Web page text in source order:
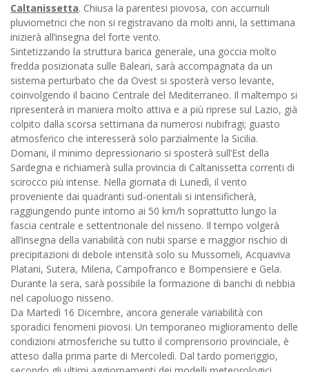
Caltanissetta. Chiusa la parentesi piovosa, con accumuli
pluviometrici che non si registravano da molti anni, la settimana
inizierà all’insegna del forte vento.
Sintetizzando la struttura barica generale, una goccia molto
fredda posizionata sulle Baleari, sarà accompagnata da un
sistema perturbato che da Ovest si sposterà verso levante,
coinvolgendo il bacino Centrale del Mediterraneo. Il maltempo si
ripresenterà in maniera molto attiva e a più riprese sul Lazio, già
colpito dalla scorsa settimana da numerosi nubifragi; guasto
atmosferico che interesserà solo parzialmente la Sicilia.
Domani, il minimo depressionario si sposterà sull’Est della
Sardegna e richiamerà sulla provincia di Caltanissetta correnti di
scirocco più intense. Nella giornata di Lunedì, il vento
proveniente dai quadranti sud-orientali si intensificherà,
raggiungendo punte intorno ai 50 km/h soprattutto lungo la
fascia centrale e settentrionale del nisseno. Il tempo volgerà
all’insegna della variabilità con nubi sparse e maggior rischio di
precipitazioni di debole intensità solo su Mussomeli, Acquaviva
Platani, Sutera, Milena, Campofranco e Bompensiere e Gela.
Durante la sera, sarà possibile la formazione di banchi di nebbia
nel capoluogo nisseno.
Da Martedì 16 Dicembre, ancora generale variabilità con
sporadici fenomeni piovosi. Un temporaneo miglioramento delle
condizioni atmosferiche su tutto il comprensorio provinciale, è
atteso dalla prima parte di Mercoledì. Dal tardo pomeriggio,